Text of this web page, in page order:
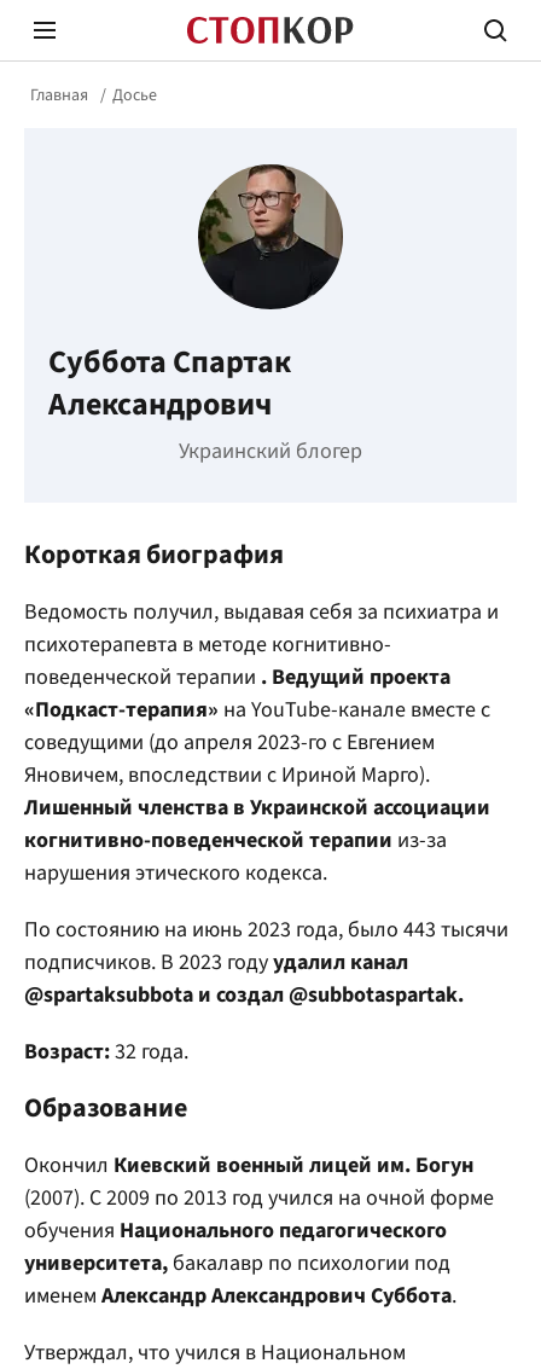
Стоп Политической Коррупции
Политика
Главная Досье
Суббота Спартак
Александрович
Украинский блогер
Короткая биография
Ведомость получил, выдавая себя за психиатра и
психотерапевта в методе когнитивно-
поведенческой терапии . Ведущий проекта
«Подкаст-терапия» на YouTube-канале вместе с
соведущими (до апреля 2023-го с Евгением
Яновичем, впоследствии с Ириной Марго).
Лишенный членства в Украинской ассоциации
когнитивно-поведенческой терапии из-за
нарушения этического кодекса.
По состоянию на июнь 2023 года, было 443 тысячи
подписчиков. В 2023 годуудалил канал
@spartaksubbota и создал @subbotaspartak.
Возраст:32 года.
Образование
Окончил Киевский военный лицей им. Богун
(2007). С 2009 по 2013 год учился на очной форме
обучения Национального педагогического
университета, бакалавр по психологии под
именем Александр Александрович Суббота.
Утверждал, что учился в Национальном